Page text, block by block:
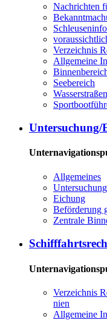
Nach­rich­ten
Ver­zeich­nis
All­ge­mei­ne
See­be­reich
Un­ter­su­chung/
All­ge­mei­nes
Un­ter­su­chung
Ei­chung
Be­för­de­rung
Zen­tra­le
Ver­zeich­nis
ni­en
All­ge­mei­ne